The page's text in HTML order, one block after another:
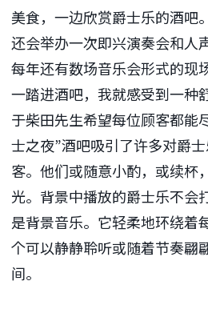
美食，一边欣赏爵士乐的酒吧
还会举办一次即兴演奏会和人
每年还有数场音乐会形式的现
一踏进酒吧，我就感受到一种
于柴田先生希望每位顾客都能
士之夜”酒吧吸引了许多对爵
客。他们或随意小酌，或续杯
光。背景中播放的爵士乐不会
是背景音乐。它轻柔地环绕着
个可以静静聆听或随着节奏翩
间。